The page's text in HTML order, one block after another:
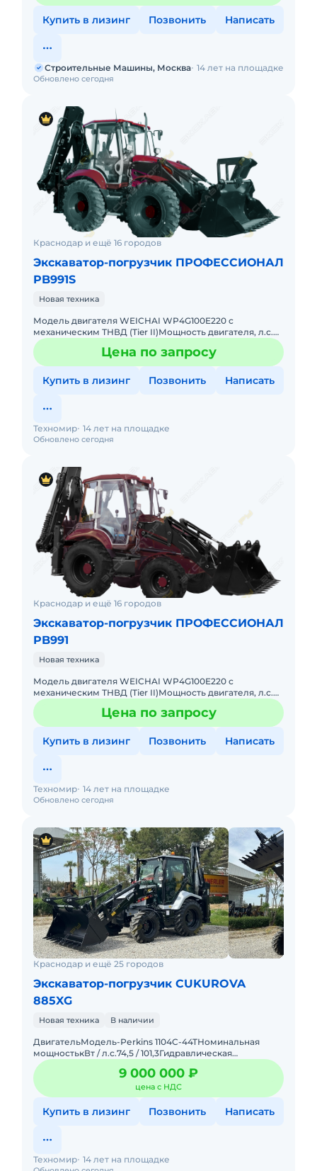
Купить в лизинг Позвонить Написать
Обновлено сегодня
Строительные Машины, Москва 14 лет на площадке
Краснодар и ещё 16 городов
Экскаватор-погрузчик ПРОФЕССИОНАЛ
PB991S
Новая техника
Модель двигателя WEICHAI WP4G100E220 с
механическим ТНВД (Tier II)Мощность двигателя, л.с.
(кВт) / объем двигателя, л. 100,6 (74) / 4,5Максимальный
крутящий мом
Цена по запросу
Купить в лизинг Позвонить Написать
Обновлено сегодня
Техномир 14 лет на площадке
Краснодар и ещё 16 городов
Экскаватор-погрузчик ПРОФЕССИОНАЛ
PB991
Новая техника
Модель двигателя WEICHAI WP4G100E220 с
механическим ТНВД (Tier II)Мощность двигателя, л.с.
(кВт) / объем двигателя, л. 99,9 (73,5) /
4,5Максимальный крутящий мо
Цена по запросу
Купить в лизинг Позвонить Написать
Обновлено сегодня
Техномир 14 лет на площадке
Краснодар и ещё 25 городов
Экскаватор-погрузчик CUKUROVA
885XG
Новая техника В наличии
ДвигательМодель-Реrkins 1104C-44TНоминальная
мощностькВт / л.с.74,5 / 101,3Гидравлическая
системаГидравлический насос-Аксиально-поршневой
насосМаксимальный пото9 000 000 ₽
цена с НДС
Купить в лизинг Позвонить Написать
Техномир 14 лет на площадке